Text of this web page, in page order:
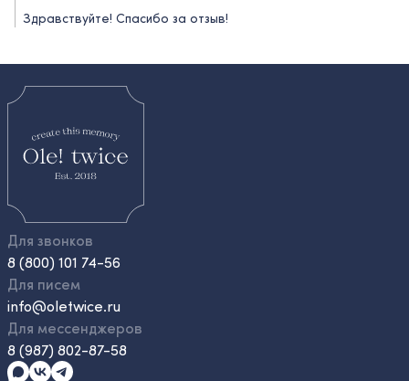
Здравствуйте! Спасибо за отзыв!
Для звонков
8 (800) 101 74-56
Для писем
info@oletwice.ru
Для мессенджеров
8 (987) 802-87-58